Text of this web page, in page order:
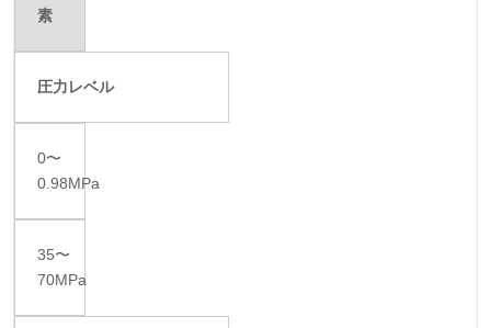
素
圧力レベル
0〜
0.98MPa
35〜
70MPa